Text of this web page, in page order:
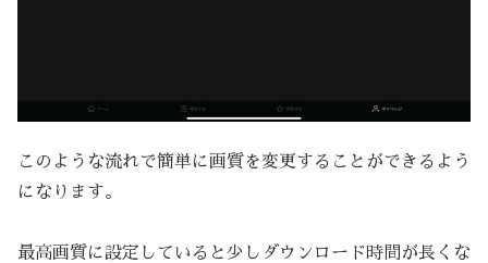
このような流れで簡単に画質を変更することができるよう
になります。
最高画質に設定していると少しダウンロード時間が長くな